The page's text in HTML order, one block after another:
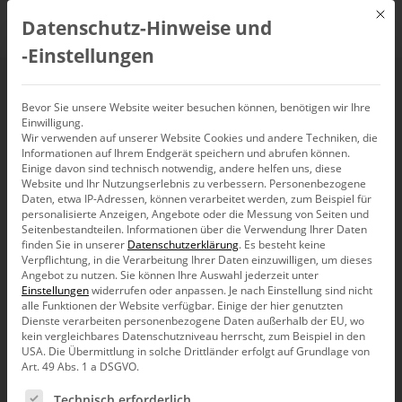
Webinar: Planung mit
DeltaMaster
29. Mai 2024, 10:00–11:00Uhr
Mit
Datenschutz-Hinweise und
‑Einstellungen
Bevor Sie unsere Website weiter besuchen können, benötigen wir Ihre
Einwilligung.
Wir verwenden auf unserer Website Cookies und andere Techniken, die
Informationen auf Ihrem Endgerät speichern und abrufen können.
Einige davon sind technisch notwendig, andere helfen uns, diese
Website und Ihr Nutzungserlebnis zu verbessern. Personenbezogene
Daten, etwa IP-Adressen, können verarbeitet werden, zum Beispiel für
personalisierte Anzeigen, Angebote oder die Messung von Seiten und
Seitenbestandteilen. Informationen über die Verwendung Ihrer Daten
finden Sie in unserer Datenschutzerklärung. Es besteht keine
Verpflichtung, in die Verarbeitung Ihrer Daten einzuwilligen, um dieses
Angebot zu nutzen.Sie können Ihre Auswahl jederzeit unter
Einstellungenwiderrufen oder anpassen. Je nach Einstellung sind nicht
alle Funktionen der Website verfügbar. Einige der hier genutzten
Dienste verarbeiten personenbezogene Daten außerhalb der EU, wo
kein vergleichbares Datenschutzniveau herrscht, zum Beispiel in den
USA. Die Übermittlung in solche Drittländer erfolgt auf Grundlage von
Art. 49 Abs. 1 a DSGVO.
Es folgt eine Liste der Service-Gruppen, für die eine